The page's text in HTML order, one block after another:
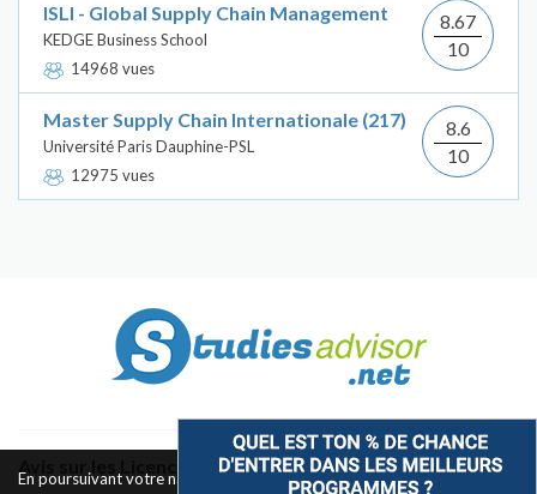
ISLI - Global Supply Chain Management
KEDGE Business School
14968 vues
8.67
10
Master Supply Chain Internationale (217)
Université Paris Dauphine-PSL
12975 vues
8.6
10
Avis sur les Licences & Bachelors
En poursuivant votre navigation sur ce site, vous acceptez